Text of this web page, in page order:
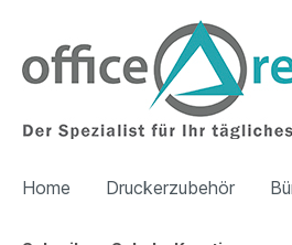
Home Druckerzubehör